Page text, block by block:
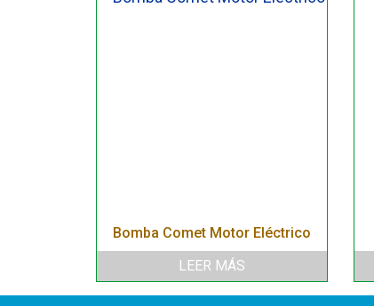
Bomba Comet Motor Eléctrico
LEER MÁS